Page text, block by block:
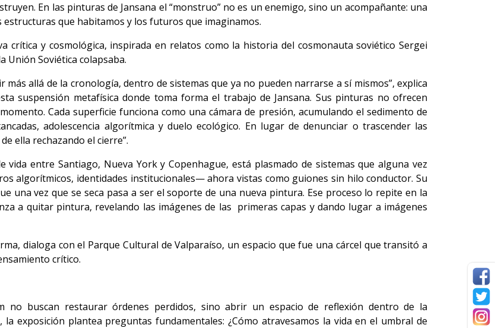
En las pinturas de Jansana el “monstruo” no es un enemigo, sino un acompañante: una
que habitamos y los futuros que imaginamos.
crítica y cosmológica, inspirada en relatos como la historia del cosmonauta soviético Sergei
Unión Soviética colapsaba.
allá de la cronología, dentro de sistemas que ya no pueden narrarse a sí mismos”, explica
suspensión metafísica donde toma forma el trabajo de Jansana. Sus pinturas no ofrecen
Cada superficie funciona como una cámara de presión, acumulando el sedimento de
adolescencia algorítmica y duelo ecológico. En lugar de denunciar o trascender las
ella rechazando el cierre”.
vida entre Santiago, Nueva York y Copenhague, está plasmado de sistemas que alguna vez
algorítmicos, identidades institucionales— ahora vistas como guiones sin hilo conductor. Su
una vez que se seca pasa a ser el soporte de una nueva pintura. Ese proceso lo repite en la
a quitar pintura, revelando las imágenes de las primeras capas y dando lugar a imágenes
dialoga con el Parque Cultural de Valparaíso, un espacio que fue una cárcel que transitó a
crítico.
no buscan restaurar órdenes perdidos, sino abrir un espacio de reflexión dentro de la
exposición plantea preguntas fundamentales: ¿Cómo atravesamos la vida en el umbral de